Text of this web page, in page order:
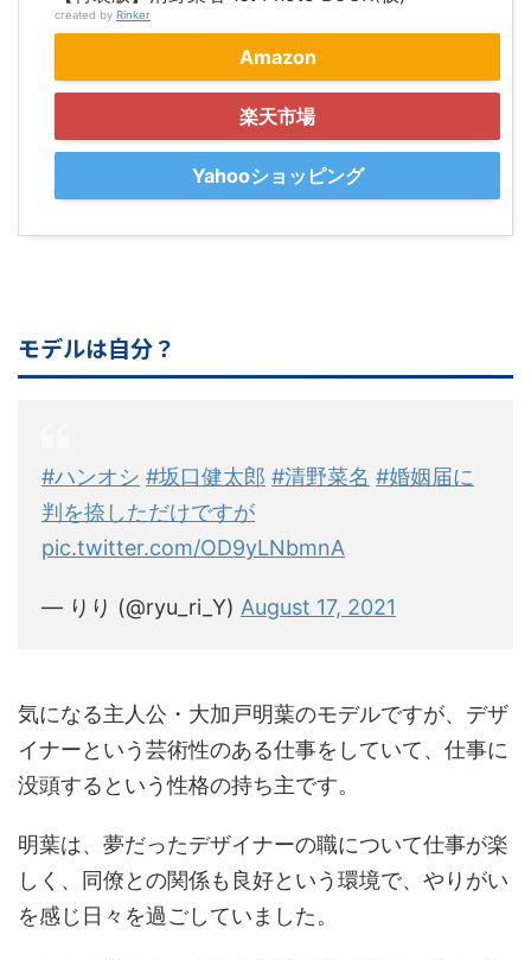
created by Rinker
Amazon
楽天市場
Yahooショッピング
モデルは自分？
#ハンオシ #坂口健太郎 #清野菜名 #婚姻届に
判を捺しただけですが
pic.twitter.com/OD9yLNbmnA
— りり (@ryu_ri_Y) August 17, 2021
気になる主人公・大加戸明葉のモデルですが、デザ
イナーという芸術性のある仕事をしていて、仕事に
没頭するという性格の持ち主です。
明葉は、夢だったデザイナーの職について仕事が楽
しく、同僚との関係も良好という環境で、やりがい
を感じ日々を過ごしていました。